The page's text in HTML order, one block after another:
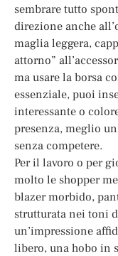
sembrare tutto
direzione anche
maglia leggera,
attorno”
ma usare la borsa
essenziale, puoi
interessante o
presenza, meglio
senza competere.
Per il lavoro o per
molto le shopper
blazer morbido,
strutturata nei toni
un’impressione
libero, una hobo in